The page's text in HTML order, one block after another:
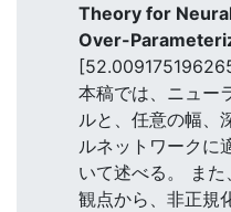
Theory for
Over-
本稿では、ニュー
ルと、任意の幅、
ルネットワークに
いて述べる。 ま
観点から、非正規